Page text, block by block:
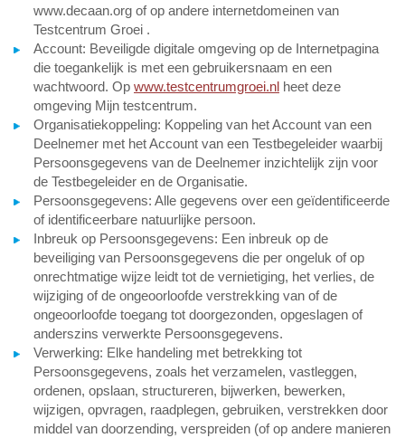
www.decaan.org of op andere internetdomeinen van
Testcentrum Groei .
Account: Beveiligde digitale omgeving op de Internetpagina
die toegankelijk is met een gebruikersnaam en een
wachtwoord. Op www.testcentrumgroei.nl heet deze
omgeving Mijn testcentrum.
Organisatiekoppeling: Koppeling van het Account van een
Deelnemer met het Account van een Testbegeleider waarbij
Persoonsgegevens van de Deelnemer inzichtelijk zijn voor
de Testbegeleider en de Organisatie.
Persoonsgegevens: Alle gegevens over een geïdentificeerde
of identificeerbare natuurlijke persoon.
Inbreuk op Persoonsgegevens: Een inbreuk op de
beveiliging van Persoonsgegevens die per ongeluk of op
onrechtmatige wijze leidt tot de vernietiging, het verlies, de
wijziging of de ongeoorloofde verstrekking van of de
ongeoorloofde toegang tot doorgezonden, opgeslagen of
anderszins verwerkte Persoonsgegevens.
Verwerking: Elke handeling met betrekking tot
Persoonsgegevens, zoals het verzamelen, vastleggen,
ordenen, opslaan, structureren, bijwerken, bewerken,
wijzigen, opvragen, raadplegen, gebruiken, verstrekken door
middel van doorzending, verspreiden (of op andere manieren